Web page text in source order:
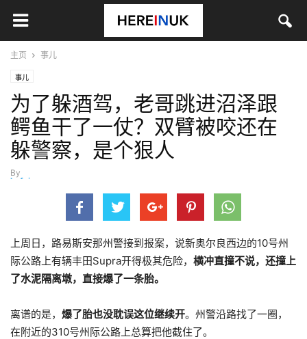
主页 事儿
事儿
为了躲酒驾，老哥跳进沼泽跟
鳄鱼干了一仗？双臂被咬还在
躲警察，是个狠人
By
hefei
上周日，路易斯安那州警接到报案，说新奥尔良西边的10号州
际公路上有辆丰田Supra开得极其危险， 横冲直撞不说，还撞上
了水泥隔离墩，直接爆了一条胎。
离谱的是， 爆了胎也没耽误这位继续开。州警沿路找了一圈，
在附近的310号州际公路上总算把他截住了。